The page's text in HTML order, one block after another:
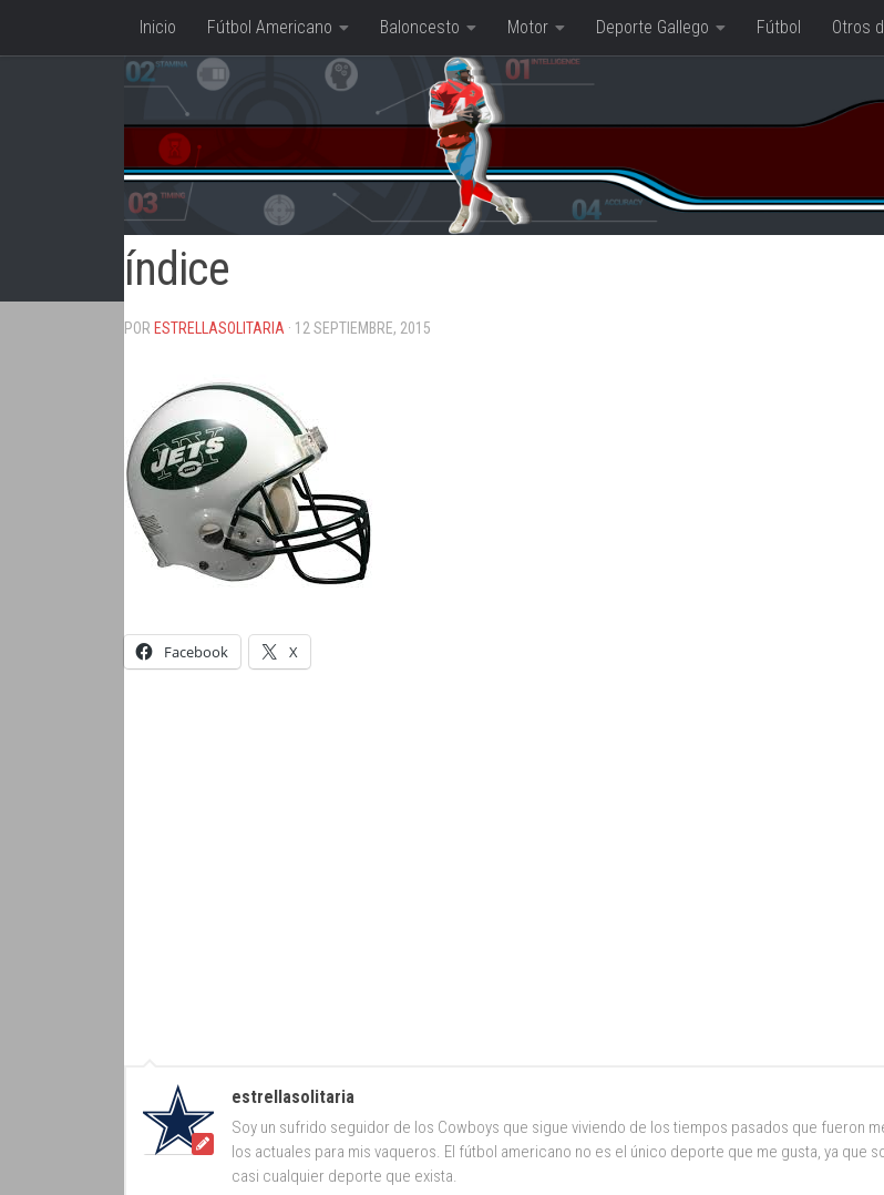
Saltar al contenido
Inicio Fútbol Americano Baloncesto Motor Deporte Gallego Fútbol Otros
índice
POR ESTRELLASOLITARIA · 12 SEPTIEMBRE, 2015
Facebook X
estrellasolitaria
Soy un sufrido seguidor de los Cowboys que sigue viviendo de los tiempos pasados que fueron
los actuales para mis vaqueros. El fútbol americano no es el único deporte que me gusta, ya que
casi cualquier deporte que exista.